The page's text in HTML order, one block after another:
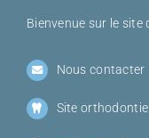
Passer
contenu
Bienvenue sur le site
Nous contacter
Site